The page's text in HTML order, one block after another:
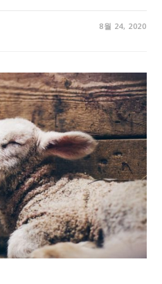
8월 24, 2020